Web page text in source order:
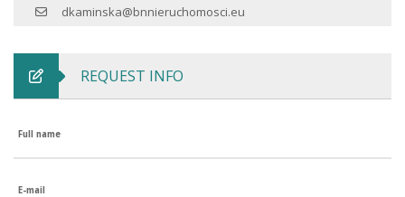
dkaminska@bnnieruchomosci.eu
REQUEST INFO
Full name
E-mail